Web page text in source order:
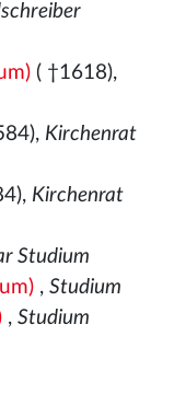
( †1618),
Kirchenrat
Kirchenrat
Studium
, Studium
, Studium